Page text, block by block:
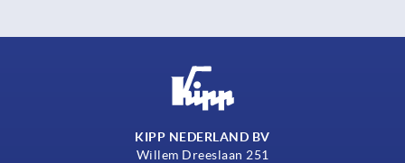
KIPP NEDERLAND BV
Willem Dreeslaan 251